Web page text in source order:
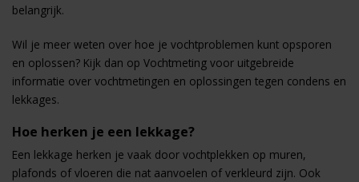
belangrijk.
Wil je meer weten over hoe je vochtproblemen kunt opsporen
en oplossen? Kijk dan op Vochtmeting voor uitgebreide
informatie over vochtmetingen en oplossingen tegen condens en
lekkages.
Hoe herken je een lekkage?
Een lekkage herken je vaak door vochtplekken op muren,
plafonds of vloeren die nat aanvoelen of verkleurd zijn. Ook